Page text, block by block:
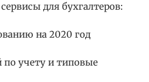
для бухгалтеров:
на 2020 год
учету и типовые